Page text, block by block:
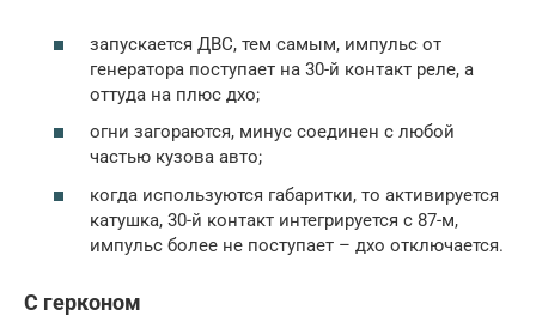
запускается ДВС, тем самым, импульс от
генератора поступает на 30-й контакт реле, а
оттуда на плюс дхо;
огни загораются, минус соединен с любой
частью кузова авто;
когда используются габаритки, то активируется
катушка, 30-й контакт интегрируется с 87-м,
импульс более не поступает – дхо отключается.
С герконом